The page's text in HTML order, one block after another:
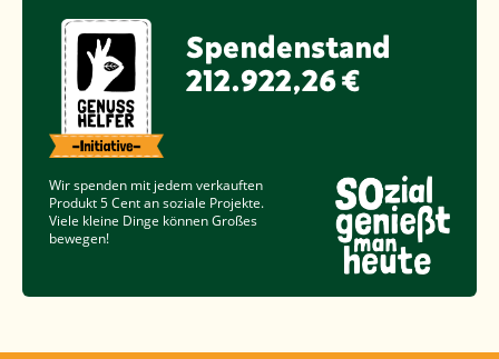
Spendenstand
212.922,26 €
Wir spenden mit jedem verkauften
Produkt5 Centan soziale Projekte.
Viele kleine Dinge können Großes
bewegen!